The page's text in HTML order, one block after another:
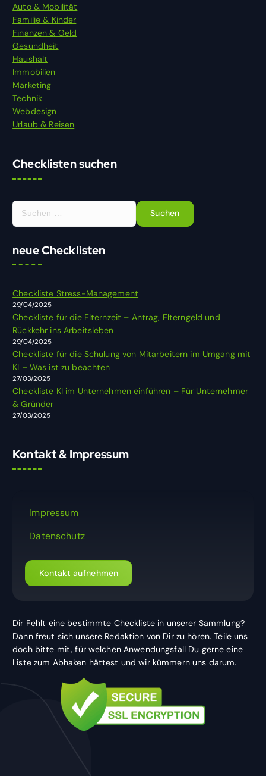
Auto & Mobilität
Familie & Kinder
Finanzen & Geld
Gesundheit
Haushalt
Immobilien
Marketing
Technik
Webdesign
Urlaub & Reisen
Checklisten suchen
S
h
a
h
:
neue Checklisten
Checkliste Stress-Management
29/04/2025
Checkliste für die Elternzeit – Antrag, Elterngeld und
Rückkehr ins Arbeitsleben
29/04/2025
Checkliste für die Schulung von Mitarbeitern im Umgang mit
KI – Was ist zu beachten
27/03/2025
Checkliste KI im Unternehmen einführen – Für Unternehmer
& Gründer
27/03/2025
Kontakt & Impressum
Impressum
Datenschutz
Kontakt aufnehmen
Dir Fehlt eine bestimmte Checkliste in unserer Sammlung?
Dann freut sich unsere Redaktion von Dir zu hören. Teile uns
doch bitte mit, für welchen Anwendungsfall Du gerne eine
Liste zum Abhaken hättest und wir kümmern uns darum.